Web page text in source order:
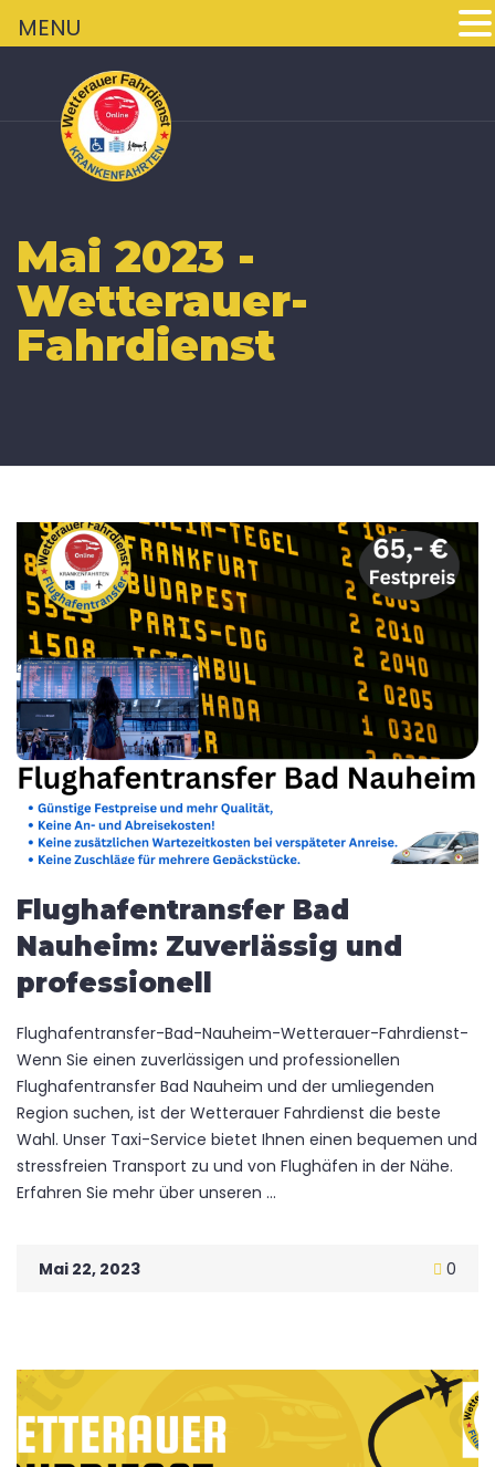
Mai 2023 -
Wetterauer-
Fahrdienst
Flughafentransfer Bad
Nauheim: Zuverlässig und
professionell
Flughafentransfer-Bad-Nauheim-Wetterauer-Fahrdienst-
Wenn Sie einen zuverlässigen und professionellen
Flughafentransfer Bad Nauheim und der umliegenden
Region suchen, ist der Wetterauer Fahrdienst die beste
Wahl. Unser Taxi-Service bietet Ihnen einen bequemen und
stressfreien Transport zu und von Flughäfen in der Nähe.
Erfahren Sie mehr über unseren ...
Mai 22, 2023 0
MENU